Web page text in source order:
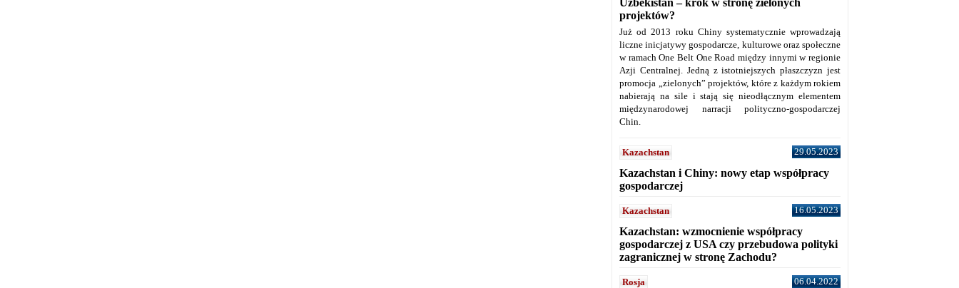
Uzbekistan – krok w stronę zielonych
projektów?
Już od 2013 roku Chiny systematycznie wprowadzają
liczne inicjatywy gospodarcze, kulturowe oraz społeczne
w ramach One Belt One Road między innymi w regionie
Azji Centralnej. Jedną z istotniejszych płaszczyzn jest
promocja „zielonych” projektów, które z każdym rokiem
nabierają na sile i stają się nieodłącznym elementem
międzynarodowej narracji polityczno-gospodarczej
Chin.
Kazachstan 29.05.2023
Kazachstan i Chiny: nowy etap współpracy
gospodarczej
Kazachstan 16.05.2023
Kazachstan: wzmocnienie współpracy
gospodarczej z USA czy przebudowa polityki
zagranicznej w stronę Zachodu?
Rosja 06.04.2022